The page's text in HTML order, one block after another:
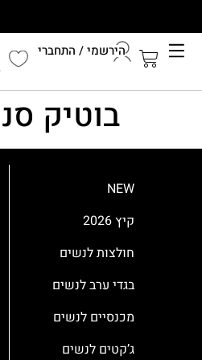
הירשמי / התחברי
בוטיק
NEW
קיץ 2026
חולצות לנשים
בגדי ערב לנשים
מכנסיים לנשים
ג’קטים לנשים